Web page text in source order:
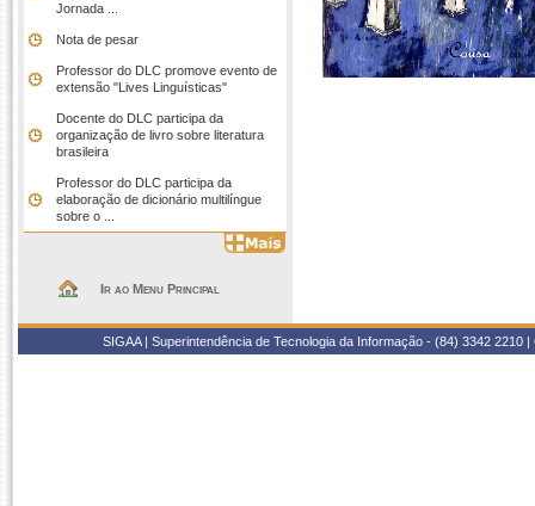
Jornada ...
Nota de pesar
Professor do DLC promove evento de
extensão "Lives Linguísticas"
Docente do DLC participa da
organização de livro sobre literatura
brasileira
Professor do DLC participa da
elaboração de dicionário multilíngue
sobre o ...
Ir ao Menu Principal
SIGAA | Superintendência de Tecnologia da Informação - (84) 3342